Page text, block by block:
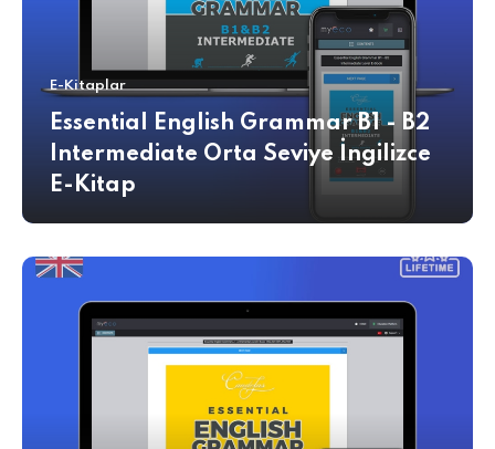
E-Kitaplar
Essential English Grammar B1 - B2
Intermediate Orta Seviye İngilizce
E-Kitap